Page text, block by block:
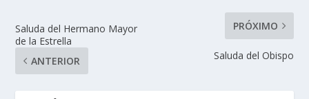
Saluda del Hermano Mayor
de la Estrella
ANTERIOR
PRÓXIMO
Saluda del Obispo